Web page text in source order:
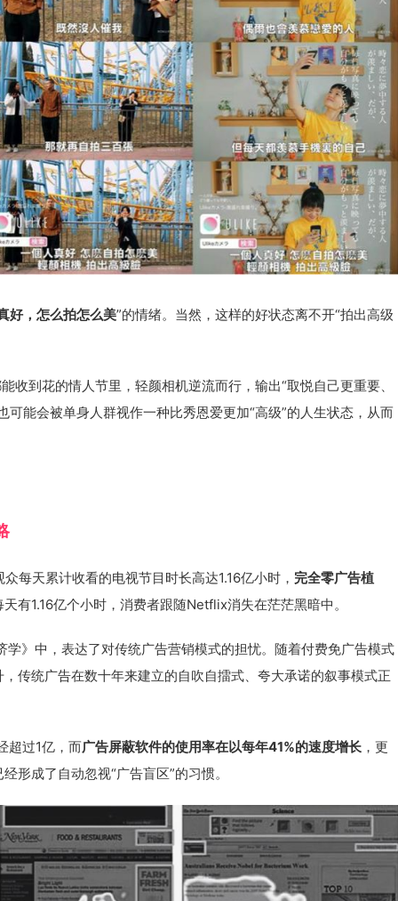
好，怎么拍怎么美”的情绪。当然，这样的好状态离不开“拍出高级
收到花的情人节里，轻颜相机逆流而行，输出“取悦自己更重要、
可能会被单身人群视作一种比秀恩爱更加“高级”的人生状态，从而
每天累计收看的电视节目时长高达1.16亿小时， 完全零广告植
有1.16亿个小时，消费者跟随Netflix消失在茫茫黑暗中。
学》中，表达了对传统广告营销模式的担忧。随着付费免广告模式
传统广告在数十年来建立的自吹自擂式、夸大承诺的叙事模式正
超过1亿，而广告屏蔽软件的使用率在以每年41%的速度增长 ，更
形成了自动忽视“广告盲区”的习惯。